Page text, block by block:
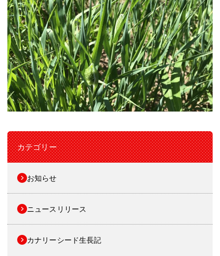
カテゴリー
お知らせ
ニュースリリース
カナリーシード生長記